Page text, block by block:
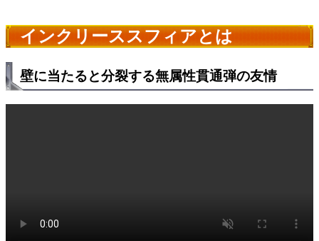
インクリーススフィアとは
壁に当たると分裂する無属性貫通弾の友情